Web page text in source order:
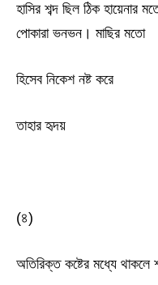
হাসির শব্দ ছিল ঠিক হায়েনার
পোকারা ভনভন। মাছির মতো
হিসেব নিকেশ নষ্ট করে
তাহার হৃদয়
(৪)
অতিরিক্ত কষ্টের মধ্যে থাকলে